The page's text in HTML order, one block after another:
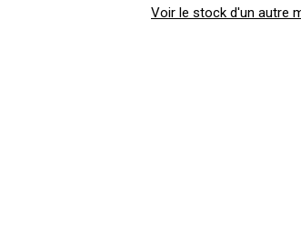
Voir le stock d'un autre